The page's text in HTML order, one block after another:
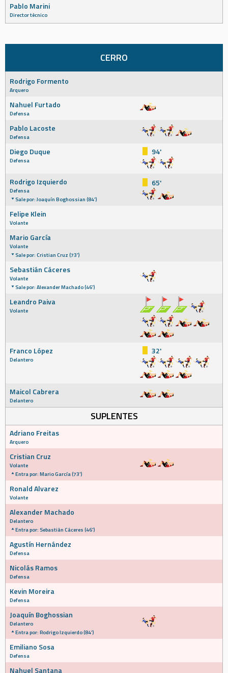
Pablo Marini
Director técnico
CERRO
Rodrigo Formento
Arquero
Nahuel Furtado
Defensa
Pablo Lacoste
Defensa
Diego Duque
Defensa
94'
Rodrigo Izquierdo
Defensa
Sale por: Joaquín Boghossian (84')
65'
Felipe Klein
Volante
Mario García
Volante
Sale por: Cristian Cruz (73')
Sebastián Cáceres
Volante
Sale por: Alexander Machado (46')
Leandro Paiva
Volante
Franco López
Delantero
32'
Maicol Cabrera
Delantero
SUPLENTES
Adriano Freitas
Arquero
Cristian Cruz
Volante
Entra por: Mario García (73')
Ronald Alvarez
Volante
Alexander Machado
Delantero
Entra por: Sebastián Cáceres (46')
Agustín Hernández
Defensa
Nicolás Ramos
Defensa
Kevin Moreira
Defensa
Joaquín Boghossian
Delantero
Entra por: Rodrigo Izquierdo (84')
Emiliano Sosa
Defensa
Nahuel Santana